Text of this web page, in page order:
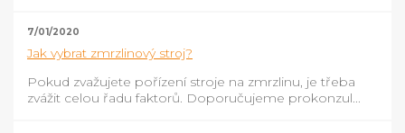
7/01/2020
Jak vybrat zmrzlinový stroj?
Pokud zvažujete pořízení stroje na zmrzlinu, je třeba
zvážit celou řadu faktorů. Doporučujeme prokonzul...